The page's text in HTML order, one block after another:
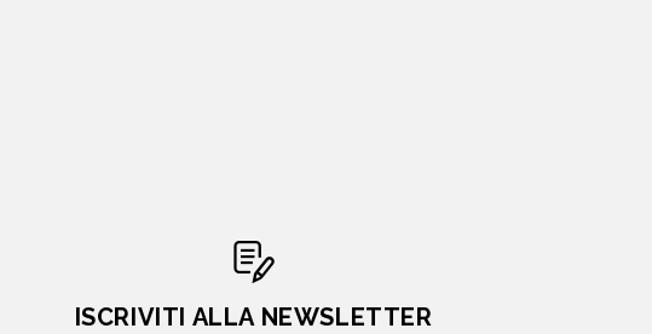
ISCRIVITI ALLA NEWSLETTER